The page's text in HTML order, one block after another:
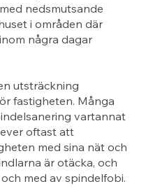
nedsmutsande
i områden där
några dagar
utsträckning
fastigheten. Många
vartannat
oftast att
med sina nät och
är otäcka, och
med av spindelfobi.